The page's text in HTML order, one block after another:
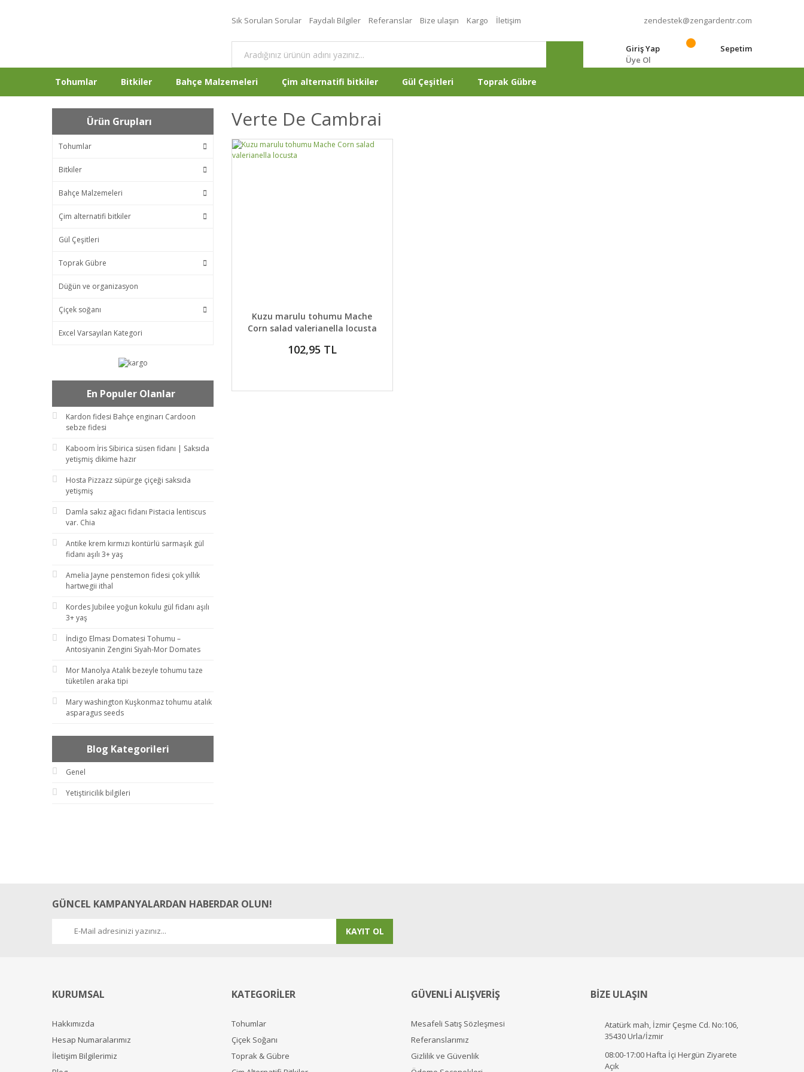
Sık Sorulan Sorular Faydalı Bilgiler Referanslar Bize ulaşın Kargo İletişim zendestek@zengardentr.com
Giriş Yap
Üye Ol
Sepetim
Tohumlar Bitkiler Bahçe Malzemeleri Çim alternatifi bitkiler Gül Çeşitleri Toprak Gübre
Ürün Grupları
Tohumlar
Bitkiler
Bahçe Malzemeleri
Çim alternatifi bitkiler
Gül Çeşitleri
Toprak Gübre
Düğün ve organizasyon
Çiçek soğanı
Excel Varsayılan Kategori
En Populer Olanlar
Kardon fidesi Bahçe enginarı Cardoon
sebze fidesi
Kaboom İris Sibirica süsen fidanı | Saksıda
yetişmiş dikime hazır
Hosta Pizzazz süpürge çiçeği saksıda
yetişmiş
Damla sakız ağacı fidanı Pistacia lentiscus
var. Chia
Antike krem kırmızı kontürlü sarmaşık gül
fidanı aşılı 3+ yaş
Amelia Jayne penstemon fidesi çok yıllık
hartwegii ithal
Kordes Jubilee yoğun kokulu gül fidanı aşılı
3+ yaş
İndigo Elması Domatesi Tohumu –
Antosiyanin Zengini Siyah-Mor Domates
Mor Manolya Atalık bezeyle tohumu taze
tüketilen araka tipi
Mary washington Kuşkonmaz tohumu atalık
asparagus seeds
Blog Kategorileri
Genel
Yetiştiricilik bilgileri
Verte De Cambrai
DETAYLAR SEPETE EKLE
Kuzu marulu tohumu Mache
Corn salad valerianella locusta
102,95 TL
GÜNCEL KAMPANYALARDAN HABERDAR OLUN!
KAYIT OL
KURUMSAL
Hakkımızda
Hesap Numaralarımız
İletişim Bilgilerimiz
KATEGORİLER
Tohumlar
Çiçek Soğanı
Toprak & Gübre
GÜVENLİ ALIŞVERİŞ
Mesafeli Satış Sözleşmesi
Referanslarımız
Gizlilik ve Güvenlik
BİZE ULAŞIN
Atatürk mah, İzmir Çeşme Cd. No:106,
35430 Urla/İzmir
08:00-17:00 Hafta İçi Hergün Ziyarete
Açık